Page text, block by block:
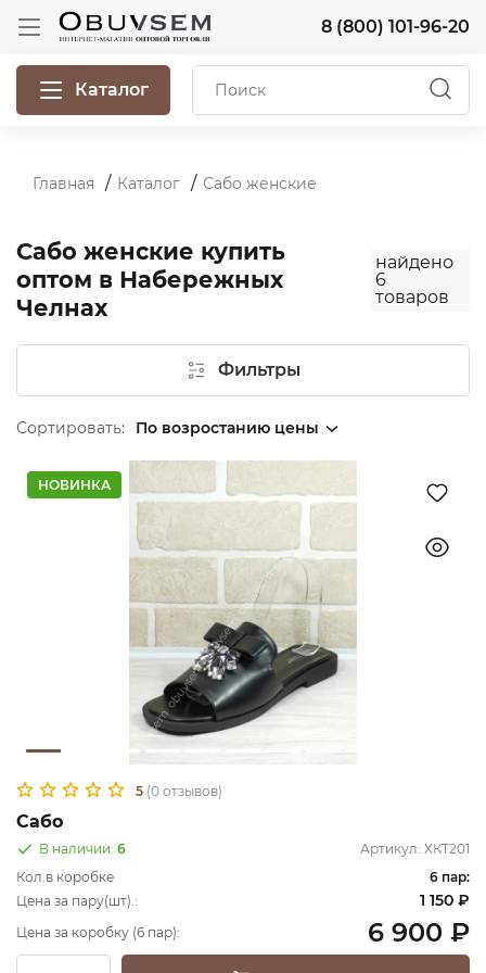
8 (800) 101-96-20
Каталог
Главная Каталог Сабо женские
Сабо женские купить
оптом в Набережных
Челнах
найдено
6
товаров
Фильтры
Сортировать:
НОВИНКА
5 (0 отзывов)
Сабо
В наличии: 6 Артикул: ХКТ201
Кол.в коробке
6 пар:
Цена за пару(шт).:
1 150 ₽
Цена за коробку (6 пар): 6 900 ₽